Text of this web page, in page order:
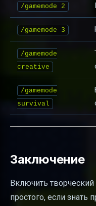
/gamemode 2
/gamemode 3
/gamemode
creative
/gamemode
survival
Заключение
Включить
простого, если знать